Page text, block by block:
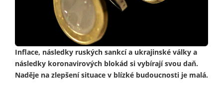
Inflace, následky ruských sankcí a ukrajinské války a
následky koronavirových blokád si vybírají svou daň.
Naděje na zlepšení situace v blízké budoucnosti je malá.